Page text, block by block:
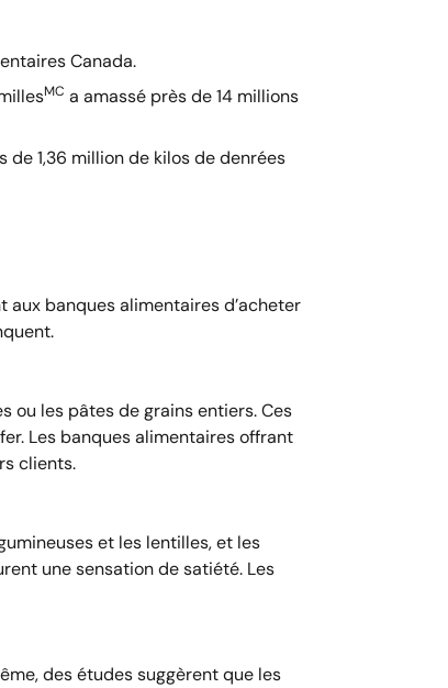
Canada.
MC a amassé près de 14 millions
1,36 million de kilos de denrées
aux banques alimentaires d’acheter
ou les pâtes de grains entiers. Ces
Les banques alimentaires offrant
clients.
et les lentilles, et les
une sensation de satiété. Les
des études suggèrent que les